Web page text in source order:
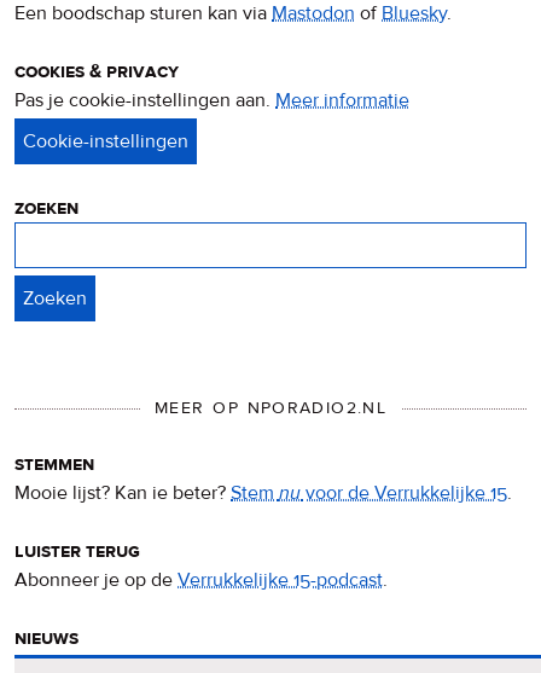
Een boodschap sturen kan via Mastodon ofBluesky.
cookies & privacy
Pas je cookie-instellingen aan. Meer informatie
zoeken
MEER OP NPORADIO2.NL
stemmen
Mooie lijst? Kan ie beter? Stemnuvoor de Verrukkelijke 15.
luister terug
Abonneer je op de Verrukkelijke 15-podcast.
nieuws